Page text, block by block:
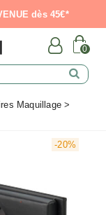
dès 45€*
0
Maquillage >
-20%